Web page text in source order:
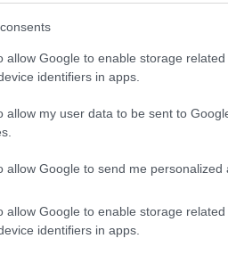
allow Google to enable storage
identifiers in apps.
allow my user data to be sent to
allow Google to send me personalized
allow Google to enable storage
identifiers in apps.
átalakul
a külső medence környéke
és gyerekjátszótér várja
esik át, és a fürdő egy új
pihenőtér, jakuzzi és
szerint testkezelések és
is erősödik.